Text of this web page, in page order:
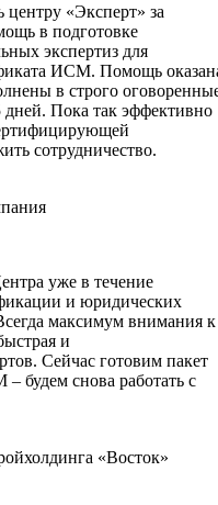
«Эксперт» за
в подготовке
экспертиз для
ИСМ. Помощь
в строго
дней. Пока так эффективно
сотрудничество.
уже в течение
и юридических
максимум внимания к
и
Сейчас готовим пакет
будем снова работать с
«Восток»